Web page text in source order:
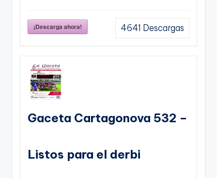
¡Descarga ahora! 4641 Descargas
Gaceta Cartagonova 532 –
Listos para el derbi